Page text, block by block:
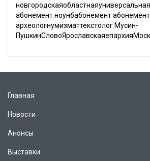
абонемент ноунбабонемент
археологнумизматтекстолог Мусин-
Главная
Новости
Анонсы
Выставки